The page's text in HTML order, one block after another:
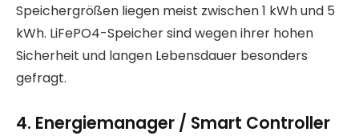
Speichergrößen liegen meist zwischen 1 kWh und 5
kWh. LiFePO4-Speicher sind wegen ihrer hohen
Sicherheit und langen Lebensdauer besonders
gefragt.
4. Energiemanager / Smart Controller